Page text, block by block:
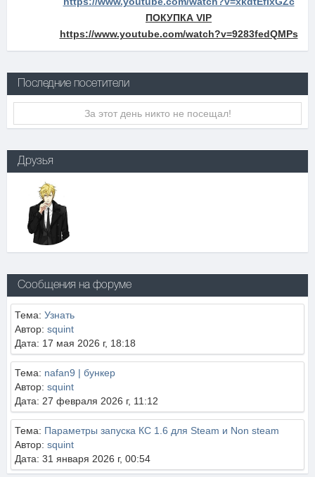
ПОКУПКА VIP
https://www.youtube.com/watch?v=9283fedQMPs
Последние посетители
За этот день никто не посещал!
Друзья
Сообщения на форуме
Тема: Узнать
Автор: squint
Дата: 17 мая 2026 г, 18:18
Тема: nafan9 | бункер
Автор: squint
Дата: 27 февраля 2026 г, 11:12
Тема: Параметры запуска КС 1.6 для Steam и Non steam
Автор: squint
Дата: 31 января 2026 г, 00:54